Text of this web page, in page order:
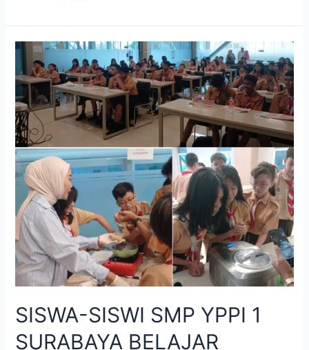
SISWA-SISWI SMP YPPI 1
SURABAYA BELAJAR